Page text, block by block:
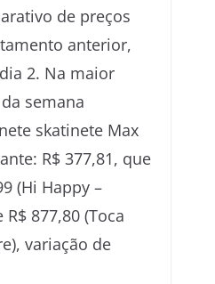
de preços
anterior,
2. Na maior
semana
skatinete Max
R$ 377,81, que
(Hi Happy –
877,80 (Toca
variação de